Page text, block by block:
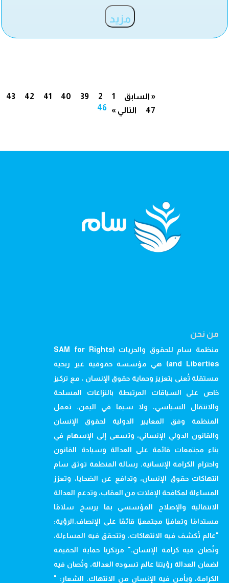
مزيد
« السابق 1
2
39
40
41
42
43
46
47 التالي »
من نحن
منظمة سام للحقوق والحريات (SAM for Rights
and Liberties) هي مؤسسة حقوقية غير ربحية
مستقلة تُعنى بتعزيز وحماية حقوق الإنسان ، مع تركيز
خاص على السياقات المرتبطة بالنزاعات المسلحة
والانتقال السياسي، ولا سيما في اليمن. تعمل
المنظمة وفق المعايير الدولية لحقوق الإنسان
والقانون الدولي الإنساني، وتسعى إلى الإسهام في
بناء مجتمعات قائمة على العدالة وسيادة القانون
واحترام الكرامة الإنسانية. رسالة المنظمة توثق سام
انتهاكات حقوق الإنسان، وتدافع عن الضحايا، وتعزز
المساءلة لمكافحة الإفلات من العقاب، وتدعم العدالة
الانتقالية والإصلاح المؤسسي بما يرسخ سلامًا
مستدامًا وتعافيًا مجتمعيًا قائمًا على الإنصاف.الرؤية:
"عالم تُكشف فيه الانتهاكات، وتتحقق فيه المساءلة،
وتُصان فيه كرامة الإنسان." مرتكزنا حماية الحقيقة
لضمان العدالة رؤيتنا عالم تسوده العدالة، وتُصان فيه
الكرامة، ويأمن فيه الإنسان من الانتهاك. الشعار: "